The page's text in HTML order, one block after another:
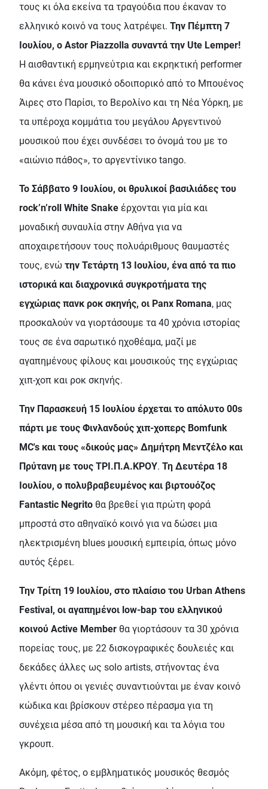
τους κι όλα εκείνα τα τραγούδια που έκαναν το
ελληνικό κοινό να τους λατρέψει. Την Πέμπτη 7
Ιουλίου, ο Αstor Piazzolla συναντά την Ute Lemper!
Η αισθαντική ερμηνεύτρια και εκρηκτική performer
θα κάνει ένα μουσικό οδοιπορικό από το Μπουένος
Άιρες στο Παρίσι, το Βερολίνο και τη Νέα Υόρκη, με
τα υπέροχα κομμάτια του μεγάλου Αργεντινού
μουσικού που έχει συνδέσει το όνομά του με το
«αιώνιο πάθος», το αργεντίνικο tango.
Το Σάββατο 9 Ιουλίου, οι θρυλικοί βασιλιάδες του
rock’n’roll White Snake έρχονται για μία και
μοναδική συναυλία στην Αθήνα για να
αποχαιρετήσουν τους πολυάριθμους θαυμαστές
τους, ενώ την Τετάρτη 13 Ιουλίου, ένα από τα πιο
ιστορικά και διαχρονικά συγκροτήματα της
εγχώριας πανκ ροκ σκηνής, οι Panx Romana, μας
προσκαλούν να γιορτάσουμε τα 40 χρόνια ιστορίας
τους σε ένα σαρωτικό ηχοθέαμα, μαζί με
αγαπημένους φίλους και μουσικούς της εγχώριας
χιπ-χοπ και ροκ σκηνής.
Την Παρασκευή 15 Ιουλίου έρχεται το απόλυτο 00s
πάρτι με τους Φινλανδούς χιπ-χοπερς Bomfunk
MC's και τους «δικούς μας» Δημήτρη Μεντζέλο και
Πρύτανη με τους ΤΡΙ.Π.Α.ΚΡΟΥ. Τη Δευτέρα 18
Ιουλίου, ο πολυβραβευμένος και βιρτουόζος
Fantastic Negrito θα βρεθεί για πρώτη φορά
μπροστά στο αθηναϊκό κοινό για να δώσει μια
ηλεκτρισμένη blues μουσική εμπειρία, όπως μόνο
αυτός ξέρει.
Την Τρίτη 19 Ιουλίου, στο πλαίσιο του Urban Athens
Festival, οι αγαπημένοι low-bap του ελληνικού
κοινού Active Member θα γιορτάσουν τα 30 χρόνια
πορείας τους, με 22 δισκογραφικές δουλειές και
δεκάδες άλλες ως solo artists, στήνοντας ένα
γλέντι όπου οι γενιές συναντιούνται με έναν κοινό
κώδικα και βρίσκουν στέρεο πέρασμα για τη
συνέχεια μέσα από τη μουσική και τα λόγια του
γκρουπ.
Ακόμη, φέτος, ο εμβληματικός μουσικός θεσμός